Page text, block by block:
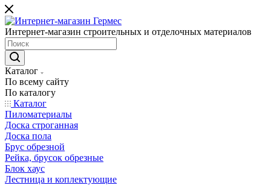
Интернет-магазин строительных и отделочных материалов
Каталог
По всему сайту
По каталогу
Каталог
Пиломатериалы
Доска строганная
Доска пола
Брус обрезной
Рейка, брусок обрезные
Блок хаус
Лестница и коплектующие